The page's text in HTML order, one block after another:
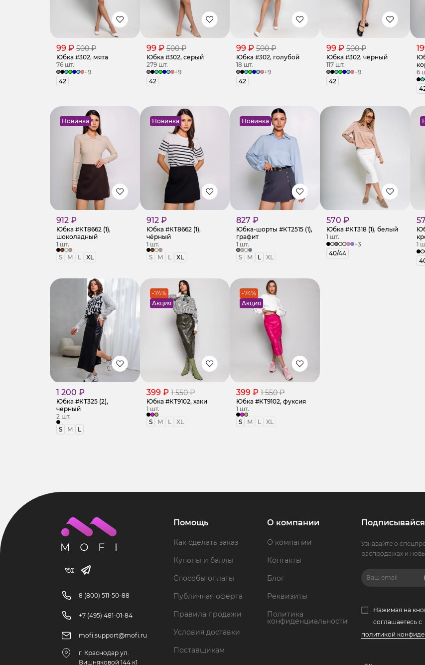
99 ₽ 500 ₽
Юбка #302, мята
76 шт.
+9
42
99 ₽ 500 ₽
Юбка #302, серый
279 шт.
+9
42
99 ₽ 500 ₽
Юбка #302, голубой
18 шт.
+9
42
99 ₽ 500 ₽
Юбка #302, чёрный
117 шт.
+9
42
6
Новинка
912 ₽
Юбка #КТ8662 (1),
шоколадный
1 шт.
S
M L XL
Новинка
912 ₽
Юбка #КТ8662 (1),
чёрный
1 шт.
S
M L XL
Новинка
827 ₽
Юбка-шорты #КТ2515 (1),
графит
1 шт.
S
M L XL
570 ₽
Юбка #КТ318 (1), белый
1 шт.
+3
40/44
1
1 200 ₽
Юбка #КТ325 (2),
чёрный
2 шт.
S
M L
-74%
Акция
399 ₽ 1 550 ₽
Юбка #КТ9102, хаки
1 шт.
S
M L XL
-74%
Акция
399 ₽ 1 550 ₽
Юбка #КТ9102, фуксия
1 шт.
S
M L XL
8 (800) 511-50-88
+7 (495) 481-01-84
mofi.support@mofi.ru
г. Краснодар ул.
Вишняковой 144 к1
Помощь
Как сделать заказ
Купоны и баллы
Способы оплаты
Публичная оферта
Правила продажи
Условия доставки
Поставщикам
О компании
О компании
Контакты
Блог
Реквизиты
Политика
конфиденциальности
Подписывайся
Узнавайте о
распродажах и
Нажимая на
соглашаетесь с
политикой